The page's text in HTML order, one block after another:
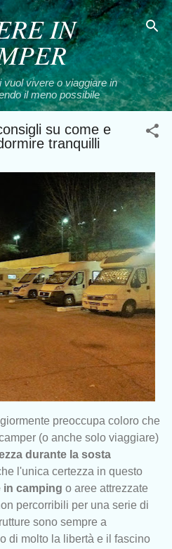
principali
IN
vuol vivere o viaggiare in
il meno possibile
su come e
tranquilli
preoccupa coloro che
(o anche solo viaggiare)
durante la sosta
l'unica certezza in questo
in camping o aree attrezzate
percorribili per una serie di
sono sempre a
di molto la libertà e il fascino